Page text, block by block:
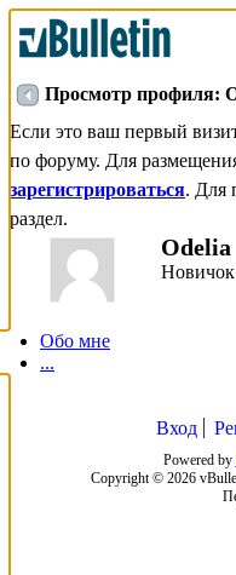
Просмотр профиля:
Если это ваш первый
по форуму. Для
зарегистрироваться. Для
раздел.
Odelia
Новичок
Обо мне
...
Вход
Powered by
Copyright © 2026